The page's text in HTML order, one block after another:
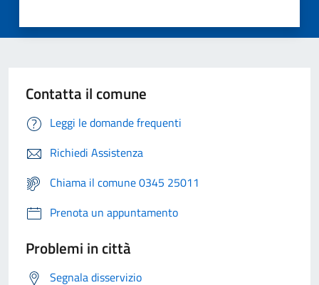
Contatta il comune
Leggi le domande frequenti
Richiedi Assistenza
Chiama il comune 0345 25011
Prenota un appuntamento
Problemi in città
Segnala disservizio